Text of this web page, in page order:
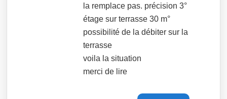
la remplace pas. précision 3°
étage sur terrasse 30 m°
possibilité de la débiter sur la
terrasse
voila la situation
merci de lire